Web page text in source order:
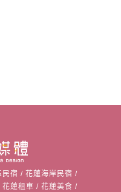
民宿 / 花蓮海岸民宿 /
花蓮租車 / 花蓮美食 /